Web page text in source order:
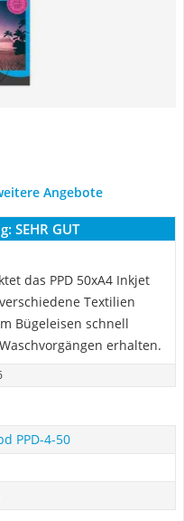
Angebote
SEHR GUT
das PPD 50xA4 Inkjet
Textilien
Bügeleisen schnell
erhalten.
‎PPD-4-50